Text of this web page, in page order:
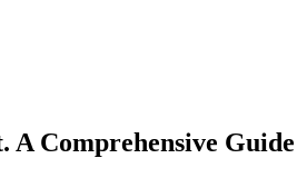
Comprehensive